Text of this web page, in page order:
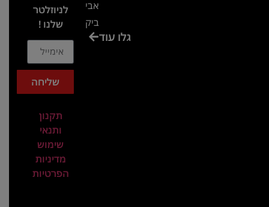
אביב-
ביקור
בכנס
המסחרי
גלו עוד
לניוזלטר
שלנו !
שליחה
תקנון
ותנאי
שימוש
מדיניות
הפרטיות